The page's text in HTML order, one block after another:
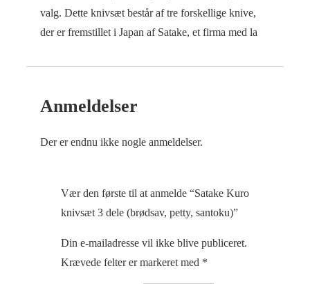
valg. Dette knivsæt består af tre forskellige knive,
der er fremstillet i Japan af Satake, et firma med la
Anmeldelser
Der er endnu ikke nogle anmeldelser.
Vær den første til at anmelde “Satake Kuro
knivsæt 3 dele (brødsav, petty, santoku)”
Din e-mailadresse vil ikke blive publiceret.
Krævede felter er markeret med *